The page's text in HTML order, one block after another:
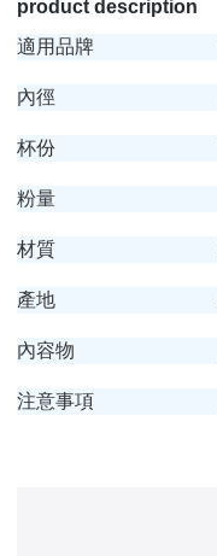
product description
適用品牌
內徑
杯份
粉量
材質
產地
內容物
注意事項